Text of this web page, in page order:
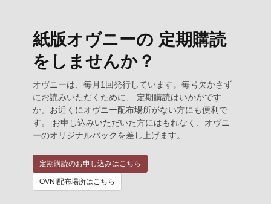
紙版オヴニーの 定期購読
をしませんか？
オヴニーは、毎月1回発行しています。毎号欠かさず
にお読みいただくために、 定期購読はいかがです
か。お近くにオヴニー配布場所がない方にも便利で
す。 お申し込みいただいた方にはもれなく、オヴニ
ーのオリジナルバックを差し上げます。
定期購読のお申し込みはこちら
OVNI配布場所はこちら